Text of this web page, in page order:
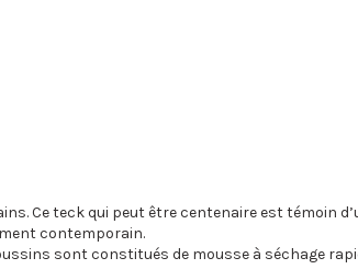
Ce teck qui peut être centenaire est témoin
contemporain.
sont constitués de mousse à séchage